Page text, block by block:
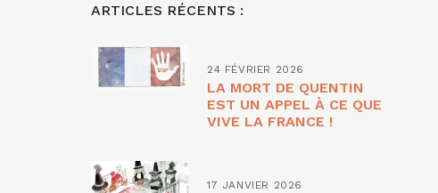
ARTICLES RÉCENTS :
24 FÉVRIER 2026
LA MORT DE QUENTIN
EST UN APPEL À CE QUE
VIVE LA FRANCE !
17 JANVIER 2026